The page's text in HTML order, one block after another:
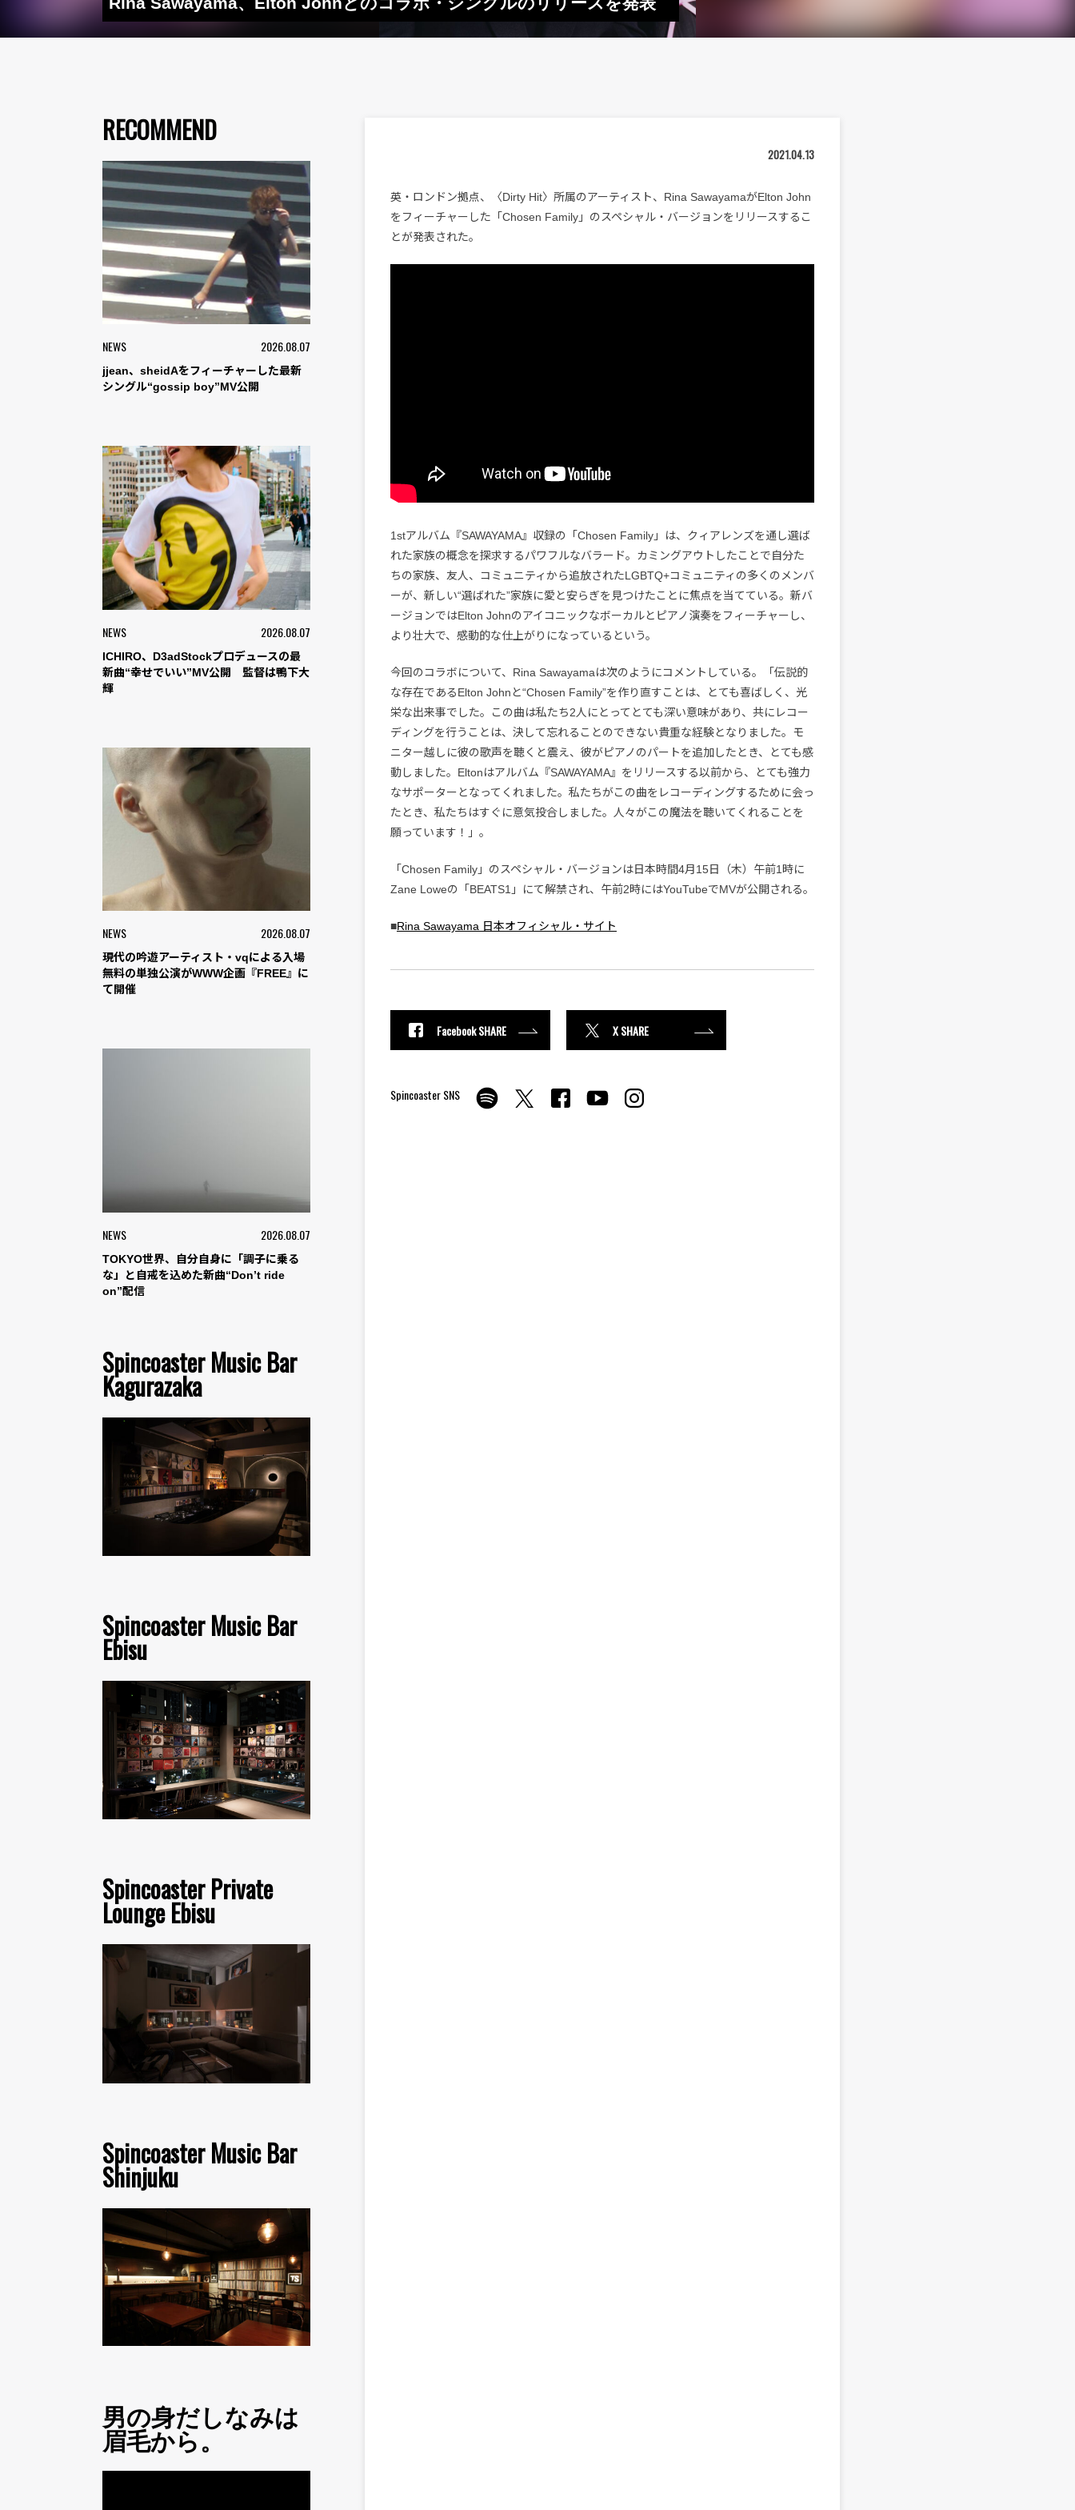
RECOMMEND
NEWS 2026.08.07
jjean、sheidAをフィーチャーした最新
シングル“gossip boy”MV公開
NEWS 2026.08.07
ICHIRO、D3adStockプロデュースの最
新曲“幸せでいい”MV公開 監督は鴨下大
輝
NEWS 2026.08.07
現代の吟遊アーティスト・vqによる入場
無料の単独公演がWWW企画『FREE』に
て開催
NEWS 2026.08.07
TOKYO世界、自分自身に「調子に乗る
な」と自戒を込めた新曲“Don’t ride
on”配信
Spincoaster Music Bar
Kagurazaka
Spincoaster Music Bar
Ebisu
Spincoaster Private
Lounge Ebisu
Spincoaster Music Bar
Shinjuku
男の身だしなみは
眉毛から。
2021.04.13
英・ロンドン拠点、〈Dirty Hit〉所属のアーティスト、Rina SawayamaがElton John
をフィーチャーした「Chosen Family」のスペシャル・バージョンをリリースするこ
とが発表された。
1stアルバム『SAWAYAMA』収録の「Chosen Family」は、クィアレンズを通し選ば
れた家族の概念を探求するパワフルなバラード。カミングアウトしたことで自分た
ちの家族、友人、コミュニティから追放されたLGBTQ+コミュニティの多くのメンバ
ーが、新しい“選ばれた”家族に愛と安らぎを見つけたことに焦点を当てている。新バ
ージョンではElton Johnのアイコニックなボーカルとピアノ演奏をフィーチャーし、
より壮大で、感動的な仕上がりになっているという。
今回のコラボについて、Rina Sawayamaは次のようにコメントしている。「伝説的
な存在であるElton Johnと“Chosen Family”を作り直すことは、とても喜ばしく、光
栄な出来事でした。この曲は私たち2人にとってとても深い意味があり、共にレコー
ディングを行うことは、決して忘れることのできない貴重な経験となりました。モ
ニター越しに彼の歌声を聴くと震え、彼がピアノのパートを追加したとき、とても感
動しました。Eltonはアルバム『SAWAYAMA』をリリースする以前から、とても強力
なサポーターとなってくれました。私たちがこの曲をレコーディングするために会っ
たとき、私たちはすぐに意気投合しました。人々がこの魔法を聴いてくれることを
願っています！」。
「Chosen Family」のスペシャル・バージョンは日本時間4月15日（木）午前1時に
Zane Loweの「BEATS1」にて解禁され、午前2時にはYouTubeでMVが公開される。
■Rina Sawayama 日本オフィシャル・サイト
Facebook SHARE X SHARE
Spincoaster SNS